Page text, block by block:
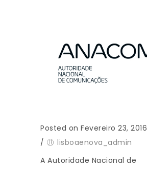
Posted on Fevereiro 23, 2016
/
lisboaenova_admin
A Autoridade Nacional de